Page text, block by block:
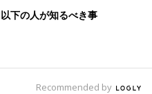
した。体重は3406g、身長は
ました。
と言われたんです。検査を
閉塞の疑いがあるとのことで
転院し、手術することになり
下の人が知るべき事
Recommended by